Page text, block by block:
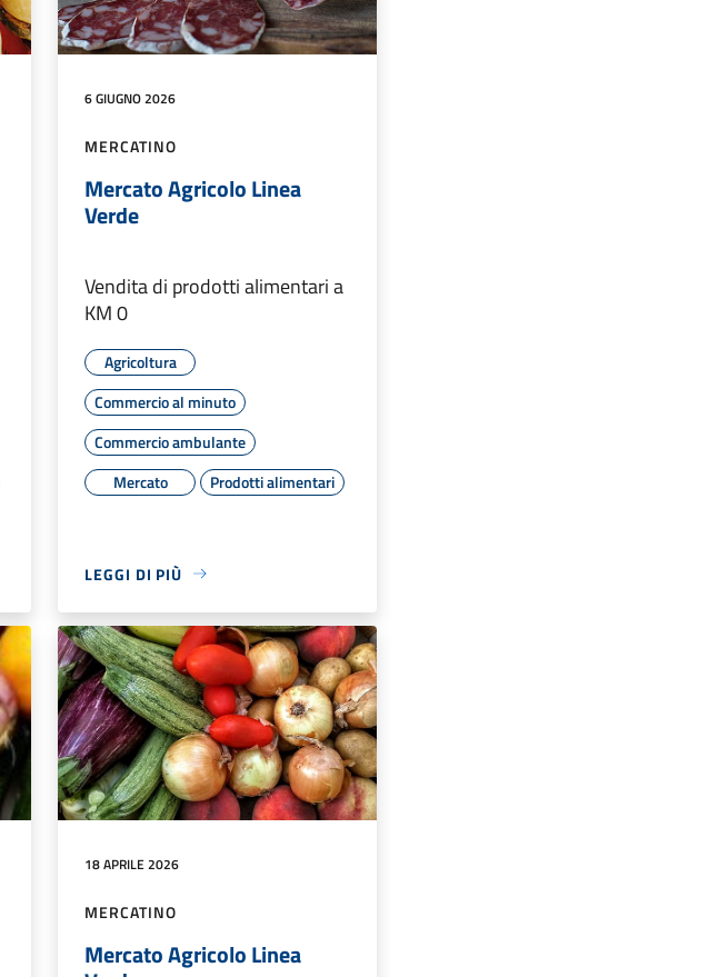
6 GIUGNO 2026
MERCATINO
Mercato Agricolo Linea
Verde
Vendita di prodotti alimentari a
KM 0
Agricoltura
Commercio al minuto
Commercio ambulante
Mercato
Prodotti alimentari
LEGGI DI PIÙ
18 APRILE 2026
MERCATINO
Mercato Agricolo Linea